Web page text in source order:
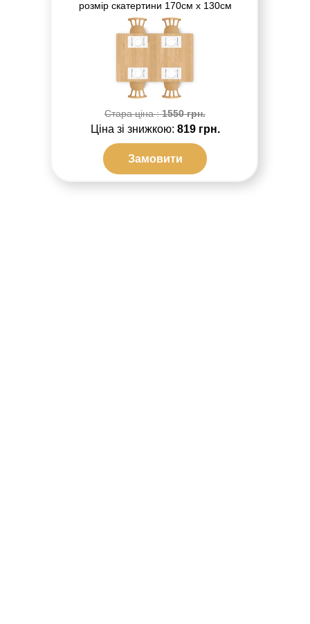
розмір скатертини 170см х 130см
Замовити
Стара ціна :1550грн.
Ціна зі знижкою: 819 грн.